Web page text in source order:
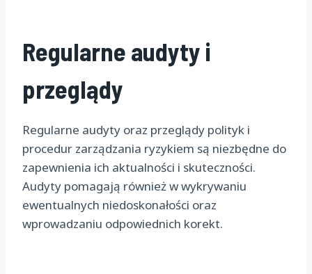
Regularne audyty i
przeglądy
Regularne audyty oraz przeglądy polityk i
procedur zarządzania ryzykiem są niezbędne do
zapewnienia ich aktualności i skuteczności.
Audyty pomagają również w wykrywaniu
ewentualnych niedoskonałości oraz
wprowadzaniu odpowiednich korekt.